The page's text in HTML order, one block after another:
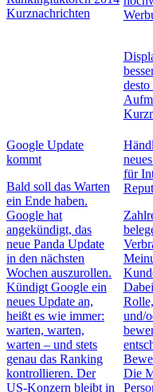
Kurznachrichten
Google Update
kommt
Bald soll das Warten
ein Ende haben.
Google hat
angekündigt, das
neue Panda Update
in den nächsten
Wochen auszurollen.
Kündigt Google ein
neues Update an,
heißt es wie immer:
warten, warten,
warten – und stets
genau das Ranking
kontrollieren. Der
US-Konzern bleibt in
für
und/
Die